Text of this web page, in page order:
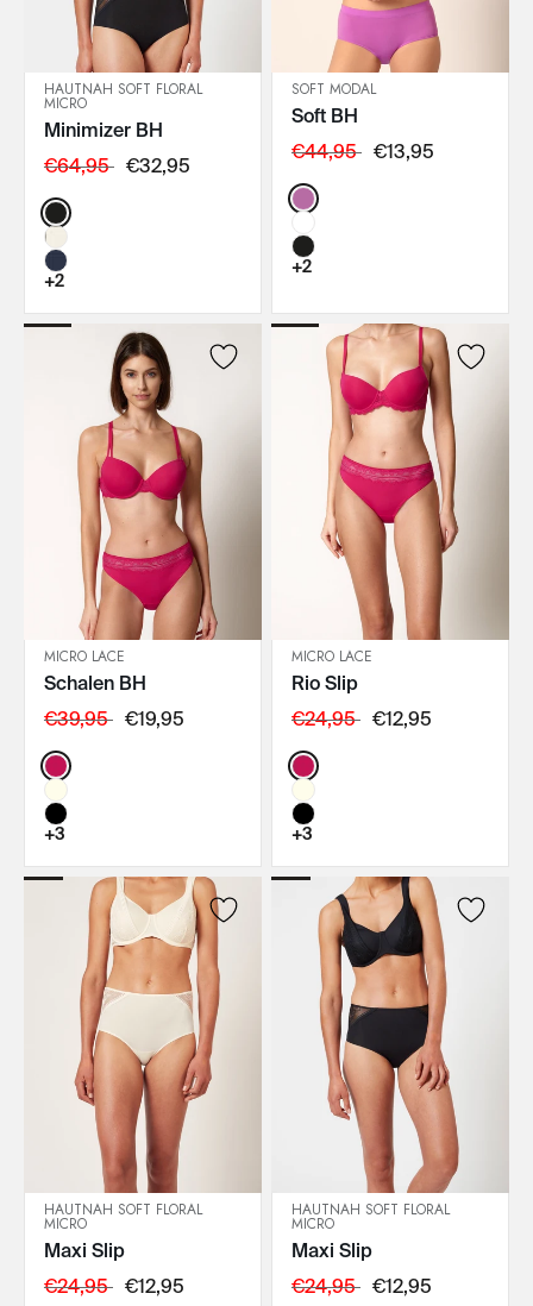
HAUTNAH SOFT FLORAL
MICRO
Minimizer BH
€64,95 €32,95
Color:
+2
IN DEN WARENKORB
SOFT MODAL
Soft BH
€44,95 €13,95
Color:
+2
IN DEN WARENKORB
MICRO LACE
Schalen BH
€39,95 €19,95
Color:
+3
IN DEN WARENKORB
MICRO LACE
Rio Slip
€24,95 €12,95
Color:
+3
HAUTNAH SOFT FLORAL
MICRO
Maxi Slip
€24,95 €12,95
HAUTNAH SOFT FLORAL
MICRO
Maxi Slip
€24,95 €12,95